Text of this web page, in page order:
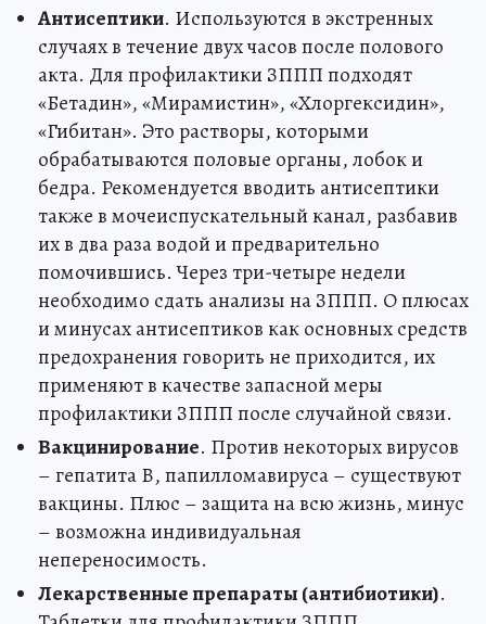
Антисептики. Используются в экстренных
случаях в течение двух часов после полового
акта. Для профилактики ЗППП подходят
«Бетадин», «Мирамистин», «Хлоргексидин»,
«Гибитан». Это растворы, которыми
обрабатываются половые органы, лобок и
бедра. Рекомендуется вводить антисептики
также в мочеиспускательный канал, разбавив
их в два раза водой и предварительно
помочившись. Через три-четыре недели
необходимо сдать анализы на ЗППП. О плюсах
и минусах антисептиков как основных средств
предохранения говорить не приходится, их
применяют в качестве запасной меры
профилактики ЗППП после случайной связи.
Вакцинирование. Против некоторых вирусов
– гепатита В, папилломавируса – существуют
вакцины. Плюс – защита на всю жизнь, минус
– возможна индивидуальная
непереносимость.
Лекарственные препараты (антибиотики).